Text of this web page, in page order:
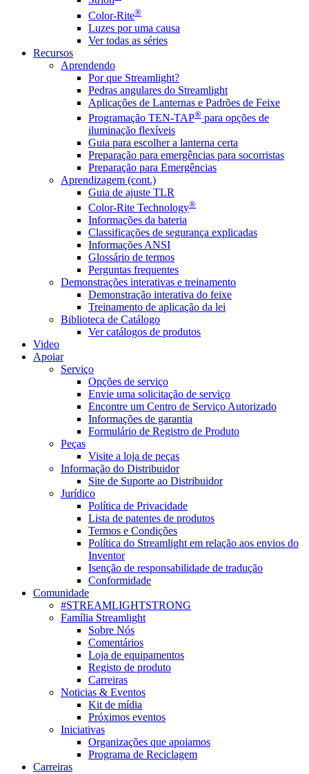
Color-Rite®
Luzes por uma causa
Ver todas as séries
Recursos
Aprendendo
Por que Streamlight?
Pedras angulares do Streamlight
Aplicações de Lanternas e Padrões de Feixe
Programação TEN-TAP® para opções de
iluminação flexíveis
Guia para escolher a lanterna certa
Preparação para emergências para socorristas
Preparação para Emergências
Aprendizagem (cont.)
Guia de ajuste TLR
Color-Rite Technology®
Informações da bateria
Classificações de segurança explicadas
Informações ANSI
Glossário de termos
Perguntas frequentes
Demonstrações interativas e treinamento
Demonstração interativa do feixe
Treinamento de aplicação da lei
Biblioteca de Catálogo
Ver catálogos de produtos
Video
Apoiar
Serviço
Opções de serviço
Envie uma solicitação de serviço
Encontre um Centro de Serviço Autorizado
Informações de garantia
Formulário de Registro de Produto
Peças
Visite a loja de peças
Informação do Distribuidor
Site de Suporte ao Distribuidor
Jurídico
Política de Privacidade
Lista de patentes de produtos
Termos e Condições
Política do Streamlight em relação aos envios do
Inventor
Isenção de responsabilidade de tradução
Conformidade
Comunidade
#STREAMLIGHTSTRONG
Família Streamlight
Sobre Nós
Comentários
Loja de equipamentos
Registo de produto
Carreiras
Noticias & Eventos
Kit de mídia
Próximos eventos
Iniciativas
Organizações que apoiamos
Programa de Reciclagem
Carreiras